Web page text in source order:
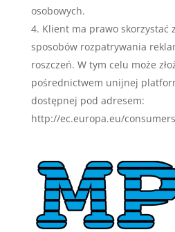
osobowych.
Klient ma prawo skorzystać
sposobów rozpatrywania
roszczeń. W tym celu może
pośrednictwem unijnej
dostępnej pod adresem:
http://ec.europa.eu/